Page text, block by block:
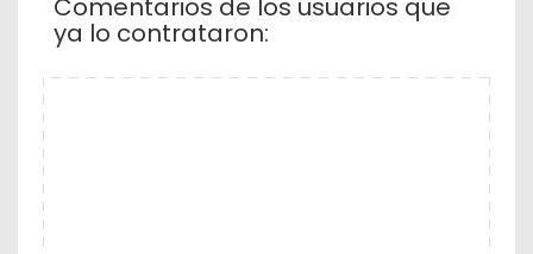
Comentarios de los usuarios que
ya lo contrataron: